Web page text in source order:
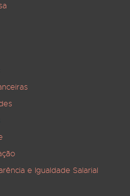
e Igualdade Salarial